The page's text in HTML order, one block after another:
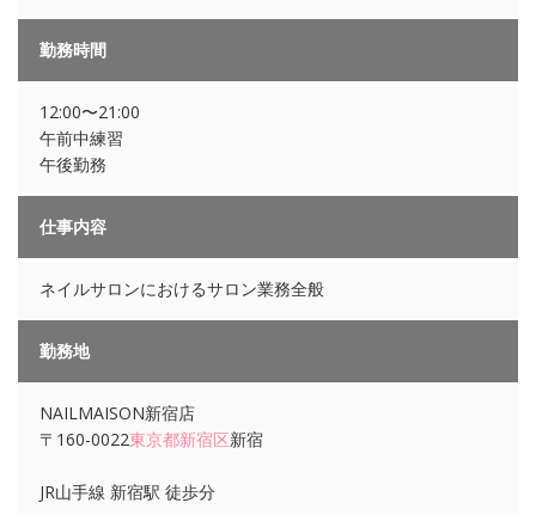
勤務時間
12:00〜21:00
午前中練習
午後勤務
仕事内容
ネイルサロンにおけるサロン業務全般
勤務地
NAILMAISON新宿店
〒160-0022東京都新宿区新宿
JR山手線 新宿駅 徒歩分